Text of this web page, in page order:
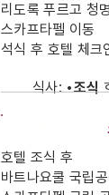
리도록 푸르고 청
스카프타펠 이동
석식 후 호텔 체크
식사:•조식
호텔 조식 후
바트나요쿨 국립